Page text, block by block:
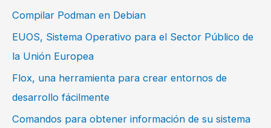
Compilar Podman en Debian
EUOS, Sistema Operativo para el Sector Público de
la Unión Europea
Flox, una herramienta para crear entornos de
desarrollo fácilmente
Comandos para obtener información de su sistema